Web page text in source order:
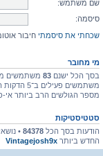
שם משתמש:
סיסמה:
שכחתי את סיסמתי חיבור
מי מחובר
בסך הכל ישנם 83
משתמשים פעילים ב־5 הדקות האחרונות)
מספר הגולשים הרב ביותר אי-
סטטיסטיקות
הודעות בסך הכל 84378
•
החדש ביותר Vintagejosh9x